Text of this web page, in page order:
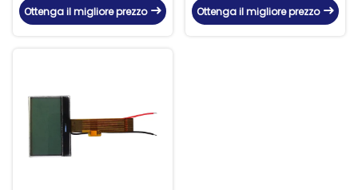
FSTN
Ottenga il migliore prezzo
Ottenga il migliore prezzo